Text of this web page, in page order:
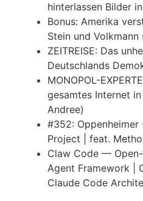
hinterlassen Bilder
Bonus: Amerika
Stein und
ZEITREISE: Das
Deutschlands
MONOPOL-
gesamtes Internet
Andree)
#352: Oppenheimer
Project | feat.
Claw Code —
Agent Framework |
Claude Code